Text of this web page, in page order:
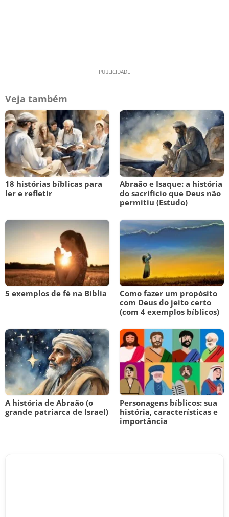
Veja também
18 histórias bíblicas para
ler e refletir
Abraão e Isaque: a história
do sacrifício que Deus não
permitiu (Estudo)
5 exemplos de fé na Bíblia
Como fazer um propósito
com Deus do jeito certo
(com 4 exemplos bíblicos)
A história de Abraão (o
grande patriarca de Israel)
Personagens bíblicos: sua
história, características e
importância